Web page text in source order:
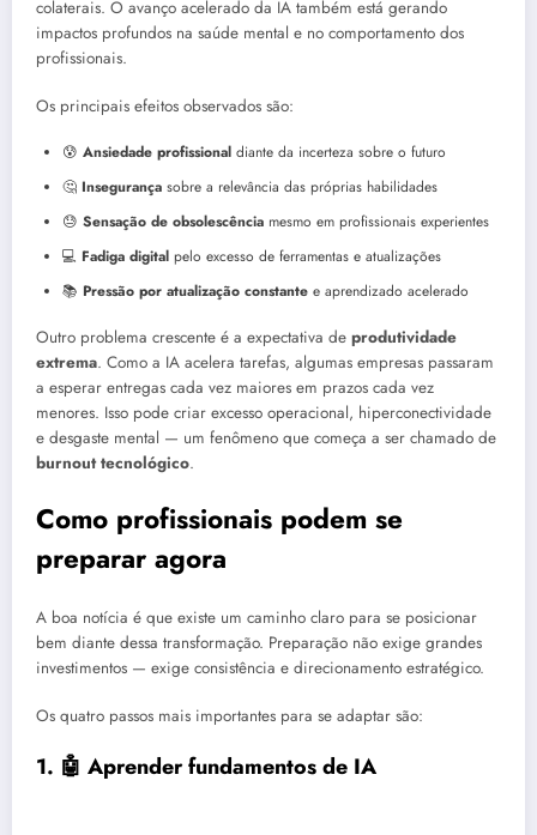
colaterais. O avanço acelerado da IA também está gerando
impactos profundos na saúde mental e no comportamento dos
profissionais.
Os principais efeitos observados são:
😰 Ansiedade profissional diante da incerteza sobre o futuro
🤔 Insegurança sobre a relevância das próprias habilidades
😓 Sensação de obsolescência mesmo em profissionais experientes
💻 Fadiga digital pelo excesso de ferramentas e atualizações
📚 Pressão por atualização constante e aprendizado acelerado
Outro problema crescente é a expectativa de produtividade
extrema. Como a IA acelera tarefas, algumas empresas passaram
a esperar entregas cada vez maiores em prazos cada vez
menores. Isso pode criar excesso operacional, hiperconectividade
e desgaste mental — um fenômeno que começa a ser chamado de
burnout tecnológico.
Como profissionais podem se
preparar agora
A boa notícia é que existe um caminho claro para se posicionar
bem diante dessa transformação. Preparação não exige grandes
investimentos — exige consistência e direcionamento estratégico.
Os quatro passos mais importantes para se adaptar são:
1. 🤖 Aprender fundamentos de IA